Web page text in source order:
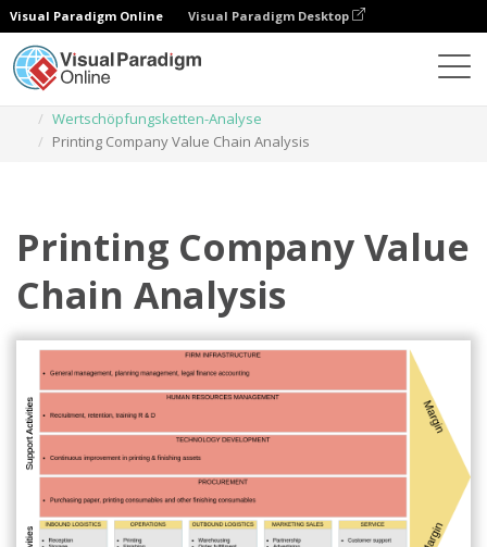
Visual Paradigm Online Visual Paradigm Desktop
Wertschöpfungsketten-Analyse
Printing Company Value Chain Analysis
Printing Company Value
Chain Analysis